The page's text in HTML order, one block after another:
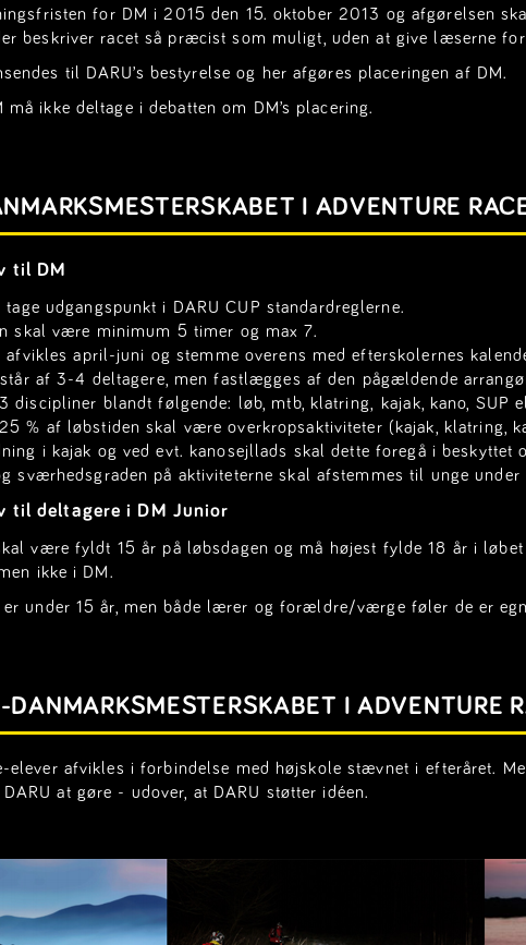
for DM i 2015 den 15. oktober 2013 og afgørelsen
beskriver racet så præcist som muligt, uden at give læserne
til DARU’s bestyrelse og her afgøres placeringen af DM.
må ikke deltage i debatten om DM’s placering.
I ADVENTURE
til DM
tage udgangspunkt i DARU CUP standardreglerne.
skal være minimum 5 timer og max 7.
afvikles april-juni og stemme overens med efterskolernes
af 3-4 deltagere, men fastlægges af den pågældende
discipliner blandt følgende: løb, mtb, klatring, kajak, kano, SUP
% af løbstiden skal være overkropsaktiviteter (kajak, klatring,
i kajak og ved evt. kanosejllads skal dette foregå i beskyttet
sværhedsgraden på aktiviteterne skal afstemmes til unge under
til deltagere i DM Junior
være fyldt 15 år på løbsdagen og må højest fylde 18 år i
ikke i DM.
er under 15 år, men både lærer og forældre/værge føler de er
I ADVENTURE
elever afvikles i forbindelse med højskole stævnet i efteråret.
at gøre - udover, at DARU støtter idéen.